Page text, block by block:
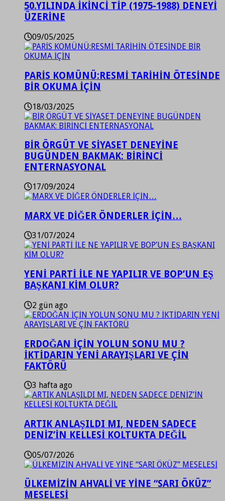
50.YILINDA İKİNCİ TİP (1975-1988) DENEYİ
ÜZERİNE
09/05/2025
PARİS KOMÜNÜ:RESMİ TARİHİN ÖTESİNDE
BİR OKUMA İÇİN
18/03/2025
BİR ÖRGÜT VE SİYASET DENEYİNE
BUGÜNDEN BAKMAK: BİRİNCİ
ENTERNASYONAL
17/09/2024
MARX VE DİĞER ÖNDERLER İÇİN…
31/07/2024
YENİ PARTİ İLE NE YAPILIR VE BOP’UN EŞ
BAŞKANI KİM OLUR?
2 gün ago
ERDOĞAN İÇİN YOLUN SONU MU ?
İKTİDARIN YENİ ARAYIŞLARI VE ÇİN
FAKTÖRÜ
3 hafta ago
ARTIK ANLAŞILDI MI, NEDEN SADECE
DENİZ’İN KELLESİ KOLTUKTA DEĞİL
05/07/2026
ÜLKEMİZİN AHVALİ VE YİNE “SARI ÖKÜZ”
MESELESİ